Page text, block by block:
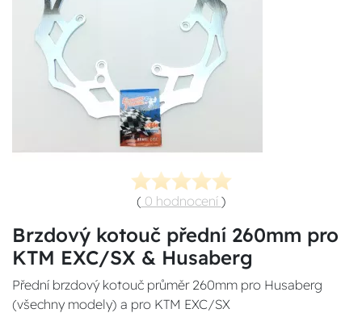
( 0 hodnocení )
Brzdový kotouč přední 260mm pro
KTM EXC/SX & Husaberg
Přední brzdový kotouč průměr 260mm pro Husaberg
(všechny modely) a pro KTM EXC/SX